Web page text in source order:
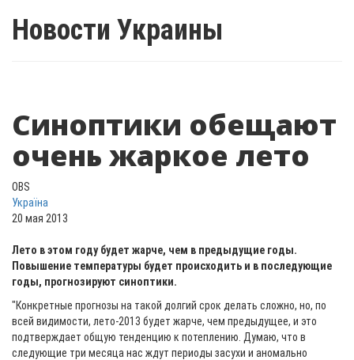
Новости Украины
Синоптики обещают
очень жаркое лето
OBS
Україна
20 мая 2013
Лето в этом году будет жарче, чем в предыдущие годы.
Повышение температуры будет происходить и в последующие
годы, прогнозируют синоптики.
"Конкретные прогнозы на такой долгий срок делать сложно, но, по
всей видимости, лето-2013 будет жарче, чем предыдущее, и это
подтверждает общую тенденцию к потеплению. Думаю, что в
следующие три месяца нас ждут периоды засухи и аномально